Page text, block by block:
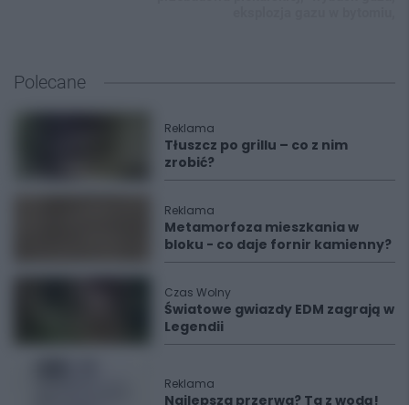
Polecane
Reklama
Tłuszcz po grillu – co z nim
zrobić?
Reklama
Metamorfoza mieszkania w
bloku - co daje fornir kamienny?
Czas Wolny
Światowe gwiazdy EDM zagrają w
Legendii
Reklama
Najlepsza przerwa? Ta z wodą!